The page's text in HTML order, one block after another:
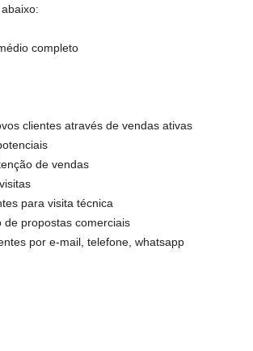
completo
clientes através de vendas ativas
de vendas
para visita técnica
de propostas comerciais
por e-mail, telefone, whatsapp